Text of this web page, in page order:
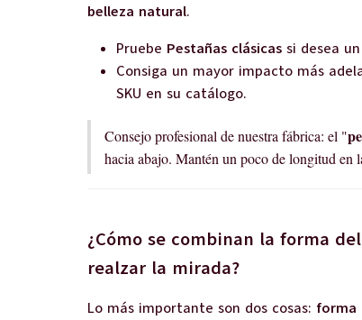
belleza natural.
Pruebe Pestañas clásicas si desea un
Consiga un mayor impacto más
SKU en su catálogo.
Consejo profesional de nuestra fábrica: el "
hacia abajo. Mantén un poco de longitud en
¿Cómo se combinan la forma
realzar la mirada?
Lo más importante son dos cosas: forma